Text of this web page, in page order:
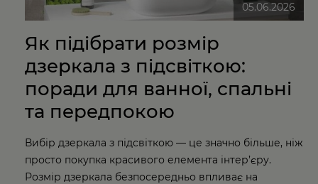
05.06.2026
Як підібрати розмір
дзеркала з підсвіткою:
поради для ванної, спальні
та передпокою
Вибір дзеркала з підсвіткою — це значно більше, ніж
просто покупка красивого елемента інтер’єру.
Розмір дзеркала безпосередньо впливає на